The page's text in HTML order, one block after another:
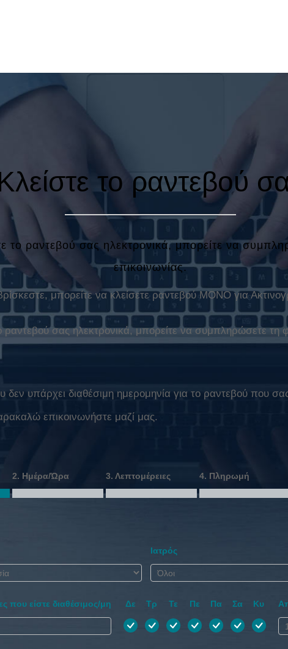
το ραντεβού
το ραντεβού σας ηλεκτρονικά, μπορείτε να
επικοινωνίας.
μπορείτε να κλείσετε ραντεβού ΜΟΝΟ για
ραντεβού σας ηλεκτρονικά, μπορείτε να συμπληρώσετε
υπάρχει διαθέσιμη ημερομηνία για το ραντεβού που σας
επικοινωνήστε μαζί μας.
2. Ημέρα/Ώρα 3. Λεπτομέρειες 4. Πληρωμή
Ιατρός
που είστε διαθέσιμος/μη Δε Τρ Τε Πε Πα Σα Κυ